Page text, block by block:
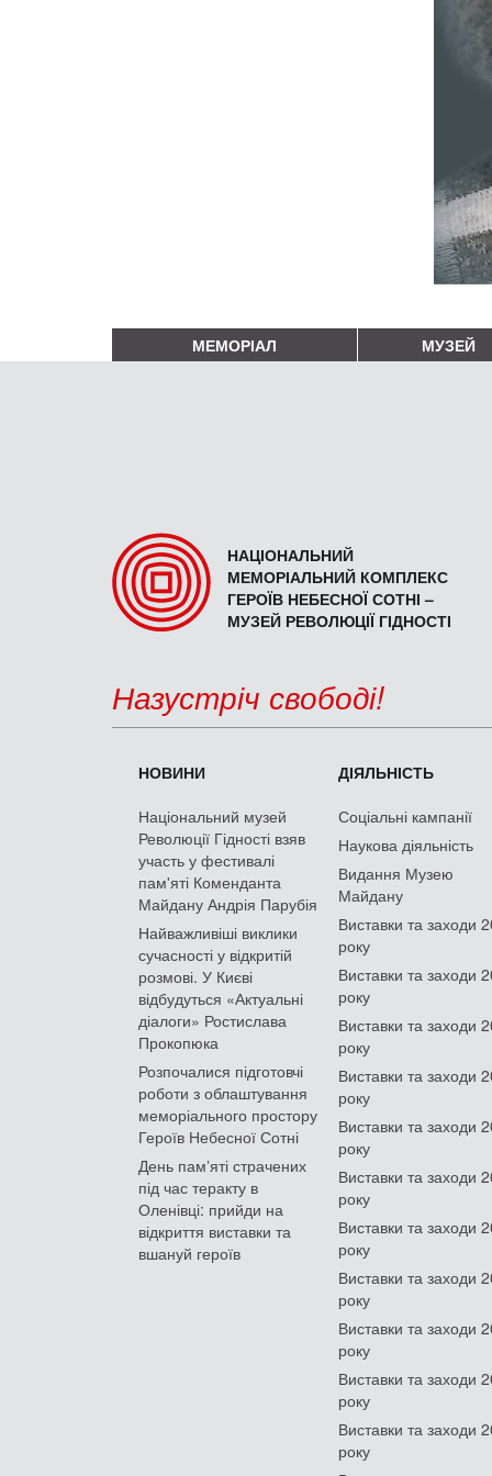
МЕМОРІАЛ МУЗЕЙ
НАЦІОНАЛЬНИЙ
МЕМОРІАЛЬНИЙ КОМПЛЕКС
ГЕРОЇВ НЕБЕСНОЇ СОТНІ –
МУЗЕЙ РЕВОЛЮЦІЇ ГІДНОСТІ
Назустріч свободі!
НОВИНИ
Національний музей
Революції Гідності взяв
участь у фестивалі
пам'яті Коменданта
Майдану Андрія Парубія
Найважливіші виклики
сучасності у відкритій
розмові. У Києві
відбудуться «Актуальні
діалоги» Ростислава
Прокопюка
Розпочалися підготовчі
роботи з облаштування
меморіального простору
Героїв Небесної Сотні
День памʼяті страчених
під час теракту в
Оленівці: прийди на
відкриття виставки та
вшануй героїв
ДІЯЛЬНІСТЬ
Соціальні кампанії
Наукова діяльність
Видання Музею
Майдану
Виставки та заходи
року
Виставки та заходи
року
Виставки та заходи
року
Виставки та заходи
року
Виставки та заходи
року
Виставки та заходи
року
Виставки та заходи
року
Виставки та заходи
року
Виставки та заходи
року
Виставки та заходи
року
Виставки та заходи
року